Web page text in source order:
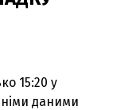
15:20 у
даними